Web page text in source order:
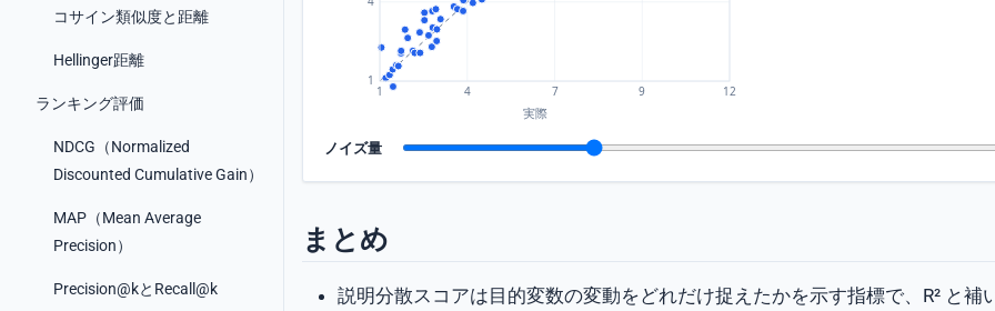
コサイン類似度と距離
Hellinger距離
ランキング評価
NDCG（Normalized
Discounted Cumulative Gain）
MAP（Mean Average
Precision）
Precision@kとRecall@k
ノイズ量
まとめ
説明分散スコアは目的変数の変動をどれだけ捉えたかを示す指標で、R² と補